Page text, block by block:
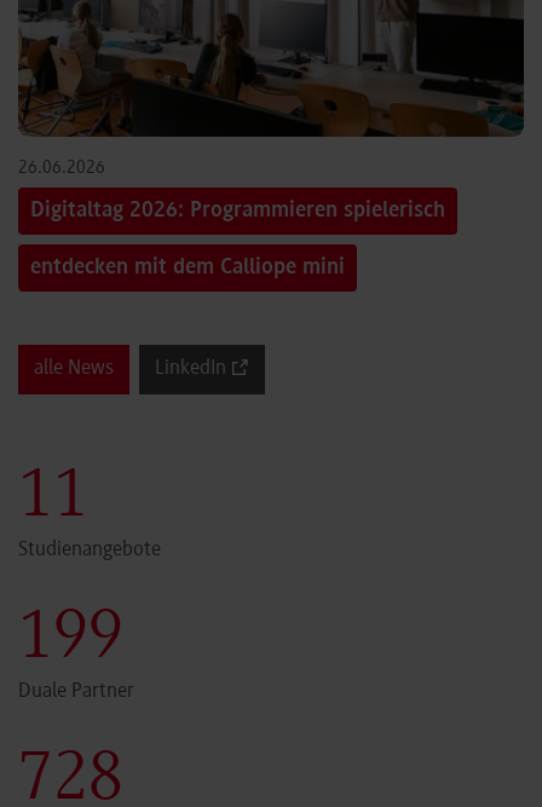
26.06.2026
Digitaltag 2026: Programmieren spielerisch
entdecken mit dem Calliope mini
alle News LinkedIn
11
Studienangebote
199
Duale Partner
730